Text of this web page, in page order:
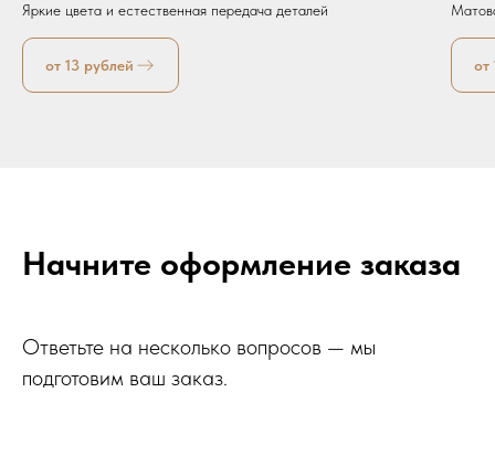
Яркие цвета и естественная передача деталей
от 13 рублей от
Начните оформление заказа
Ответьте на несколько вопросов — мы
подготовим ваш заказ.